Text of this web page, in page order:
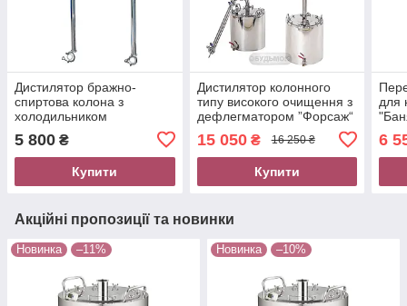
Дистилятор бражно-
спиртова колона з
холодильником
дюйми від ТМ Samogray
5 800 ₴
Купити
Дистилятор колонного
типу високого очищення з
дефлегматором ”Форсаж“
100 л
15 050₴ 16 250 ₴
Купити
для
6
Акційні пропозиції та новинки
Новинка –11% Новинка –10%